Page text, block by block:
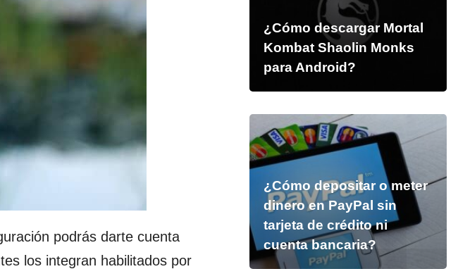
podrás darte cuenta
los integran habilitados por
¿Cómo descargar Mortal
Kombat Shaolin Monks
para Android?
¿Cómo depositar o meter
dinero en PayPal sin
tarjeta de crédito ni
cuenta bancaria?